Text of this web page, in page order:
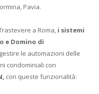
Pavia.
a Roma, i sistemi
e Domino di
le automazioni delle
condominiali con
con queste funzionalità: